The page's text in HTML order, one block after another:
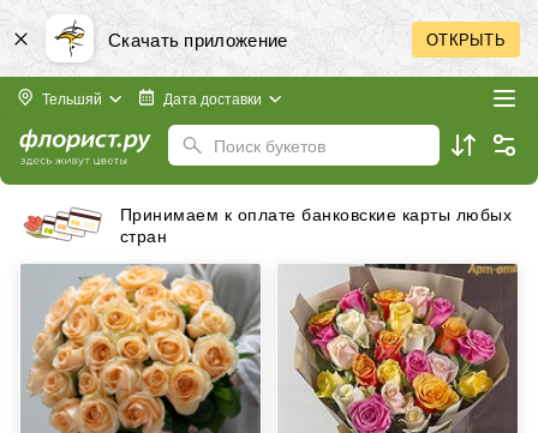
Скачать приложение ОТКРЫТЬ
Тельшяй Дата доставки
Поиск букетов
Принимаем к оплате банковские карты любых
стран